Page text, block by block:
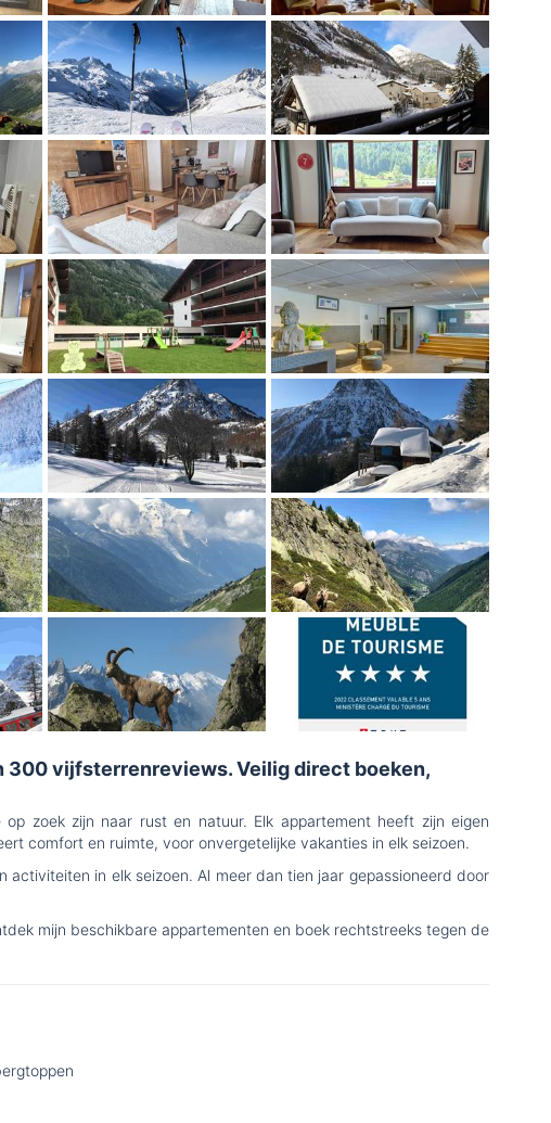
300 vijfsterrenreviews. Veilig direct boeken,
zoek zijn naar rust en natuur. Elk appartement heeft zijn eigen
comfort en ruimte, voor onvergetelijke vakanties in elk seizoen.
in elk seizoen. Al meer dan tien jaar gepassioneerd door
mijn beschikbare appartementen en boek rechtstreeks tegen de